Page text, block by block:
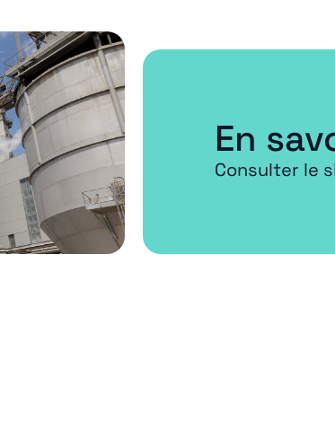
En
Consulter le